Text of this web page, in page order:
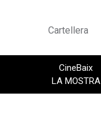
Cartellera
CineBaix
LA MOSTRA